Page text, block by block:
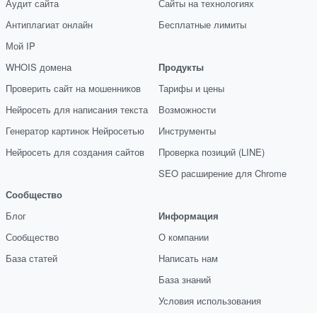
Аудит сайта
Антиплагиат онлайн
Мой IP
WHOIS домена
Проверить сайт на мошенников
Нейросеть для написания текста
Генератор картинок Нейросетью
Нейросеть для создания сайтов
Сообщество
Блог
Сообщество
База статей
Сайты на технологиях
Бесплатные лимиты
Продукты
Тарифы и цены
Возможности
Инструменты
Проверка позиций (LINE)
SEO расширение для Chrome
Информация
О компании
Написать нам
База знаний
Условия использования